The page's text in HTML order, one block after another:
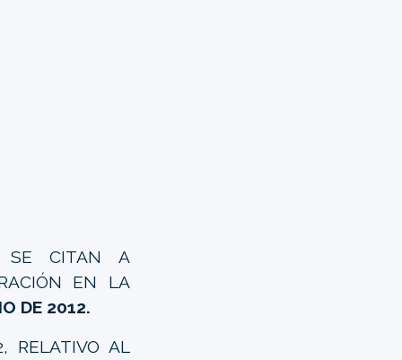
SE CITAN A
EN LA
DE 2012.
RELATIVO AL